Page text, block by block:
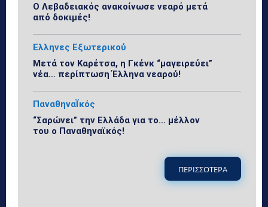
Ο Λεβαδειακός ανακοίνωσε νεαρό μετά
από δοκιμές!
Ελληνες Εξωτερικού
Μετά τον Καρέτσα, η Γκένκ “μαγειρεύει”
νέα… περίπτωση Έλληνα νεαρού!
ΠαναθηναΪκός
“Σαρώνει” την Ελλάδα για το… μέλλον
του ο Παναθηναϊκός!
ΠΕΡΙΣΣΟΤΕΡΑ